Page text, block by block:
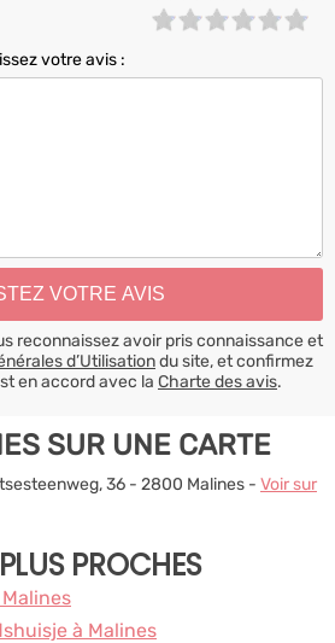
votre avis :
reconnaissez avoir pris connaissance et
d’Utilisationdu site, et confirmez
en accord avec la Charte des avis.
SUR UNE CARTE
36 - 2800 Malines - Voir sur
PROCHES
à Malines